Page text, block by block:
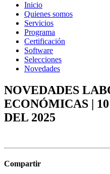
Inicio
Quienes somos
Servicios
Programa
Certificación
Software
Selecciones
Novedades
NOVEDADES
ECONÓMICAS |
DEL 2025
Compartir